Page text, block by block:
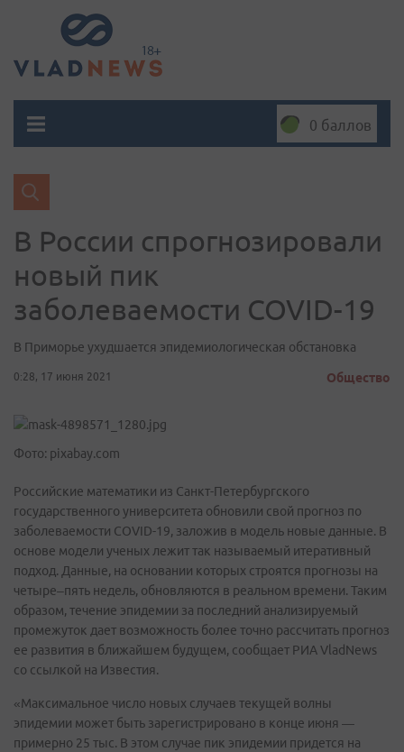
0 баллов
В России спрогнозировали
новый пик
заболеваемости COVID-19
В Приморье ухудшается эпидемиологическая обстановка
0:28, 17 июня 2021 Общество
Фото: pixabay.com
Российские математики из Санкт-Петербургского
государственного университета обновили свой прогноз по
заболеваемости COVID-19, заложив в модель новые данные. В
основе модели ученых лежит так называемый итеративный
подход. Данные, на основании которых строятся прогнозы на
четыре–пять недель, обновляются в реальном времени. Таким
образом, течение эпидемии за последний анализируемый
промежуток дает возможность более точно рассчитать прогноз
ее развития в ближайшем будущем, сообщает РИА VladNews
со ссылкой на Известия.
«Максимальное число новых случаев текущей волны
эпидемии может быть зарегистрировано в конце июня —
примерно 25 тыс. В этом случае пик эпидемии придется на